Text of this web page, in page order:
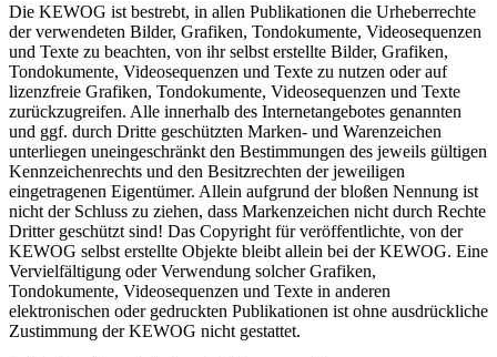
Die KEWOG ist bestrebt, in allen Publikationen die Urheberrechte
der verwendeten Bilder, Grafiken, Tondokumente, Videosequenzen
und Texte zu beachten, von ihr selbst erstellte Bilder, Grafiken,
Tondokumente, Videosequenzen und Texte zu nutzen oder auf
lizenzfreie Grafiken, Tondokumente, Videosequenzen und Texte
zurückzugreifen. Alle innerhalb des Internetangebotes genannten
und ggf. durch Dritte geschützten Marken- und Warenzeichen
unterliegen uneingeschränkt den Bestimmungen des jeweils gültigen
Kennzeichenrechts und den Besitzrechten der jeweiligen
eingetragenen Eigentümer. Allein aufgrund der bloßen Nennung ist
nicht der Schluss zu ziehen, dass Markenzeichen nicht durch Rechte
Dritter geschützt sind! Das Copyright für veröffentlichte, von der
KEWOG selbst erstellte Objekte bleibt allein bei der KEWOG. Eine
Vervielfältigung oder Verwendung solcher Grafiken,
Tondokumente, Videosequenzen und Texte in anderen
elektronischen oder gedruckten Publikationen ist ohne ausdrückliche
Zustimmung der KEWOG nicht gestattet.